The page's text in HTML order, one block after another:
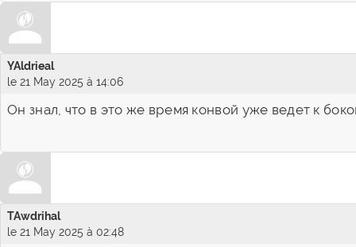
YAldrieal
le 21 May 2025 à 14:06
Он знал, что в это же время конвой уже ведет к
TAwdrihal
le 21 May 2025 à 02:48